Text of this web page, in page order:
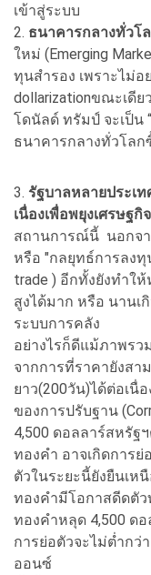
เข้าสู่ระบบ
2. ธนาคารกลางทั่วโ
ใหม่ (Emerging
ทุนสำรอง เพราะไม่อ
dollarizationขณะเดี
โดนัลด์ ทรัมป์ จะเป็น
ธนาคารกลางทั่วโล
3. รัฐบาลหลายประเ
เนื่องเพื่อพยุงเศรษฐ
สถานการณ์นี้ นอกจา
หรือ "กลยุทธ์การลงทุ
trade ) อีกทั้งยังทำใ
สูงได้มาก หรือ นานเ
ระบบการคลัง
อย่างไรก็ดีแม้ภาพรว
จากการที่ราคายังสา
ยาว(200วัน)ได้ต่อเนื่
ของการปรับฐาน
4,500 ดอลลาร์สหรั
ทองคำ อาจเกิดการย่
ตัวในระยะนี้ยังยืนเห
ทองคำมีโอกาสดีดตั
ทองคำหลุด 4,500 ด
การย่อตัวจะไม่ต่ำกว่
ออนซ์